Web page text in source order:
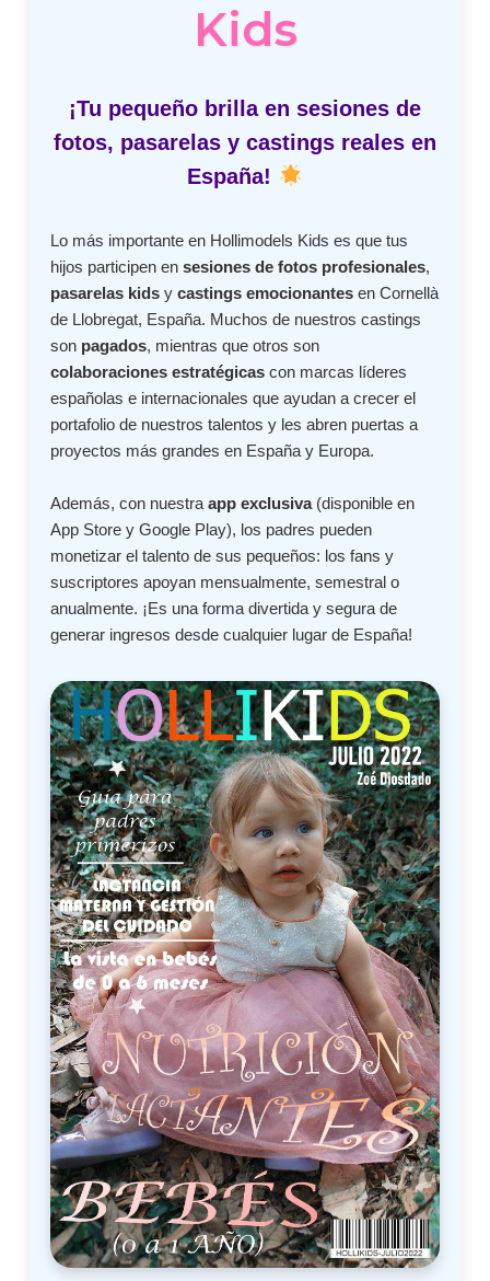
Kids
¡Tu pequeño brilla en sesiones de
fotos, pasarelas y castings reales en
España!
Lo más importante en Hollimodels Kids es que tus
hijos participen ensesiones de fotos profesionales,
pasarelas kids ycastings emocionantes en Cornellà
de Llobregat, España. Muchos de nuestros castings
son pagados, mientras que otros son
colaboraciones estratégicas con marcas líderes
españolas e internacionales que ayudan a crecer el
portafolio de nuestros talentos y les abren puertas a
proyectos más grandes en España y Europa.
Además, con nuestraapp exclusiva(disponible en
App Store y Google Play), los padres pueden
monetizar el talento de sus pequeños: los fans y
suscriptores apoyan mensualmente, semestral o
anualmente. ¡Es una forma divertida y segura de
generar ingresos desde cualquier lugar de España!